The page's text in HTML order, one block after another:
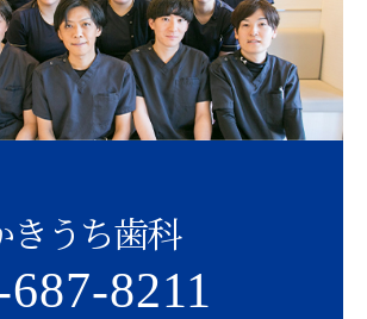
きうち歯科
8211